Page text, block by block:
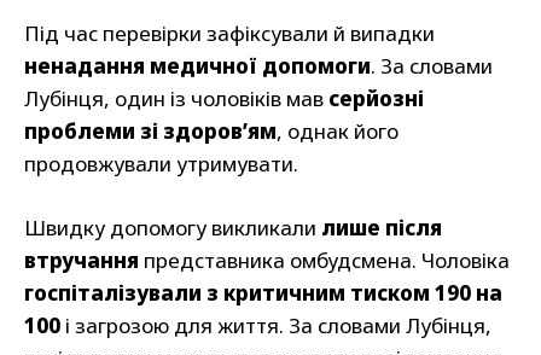
Під час перевірки зафіксували й випадки
ненадання медичної допомоги. За словами
Лубінця, один із чоловіків мав серйозні
проблеми зі здоров’ям, однак його
продовжували утримувати.
Швидку допомогу викликали лише після
втручання представника омбудсмена. Чоловіка
госпіталізували з критичним тиском 190 на
100 і загрозою для життя. За словами Лубінця,